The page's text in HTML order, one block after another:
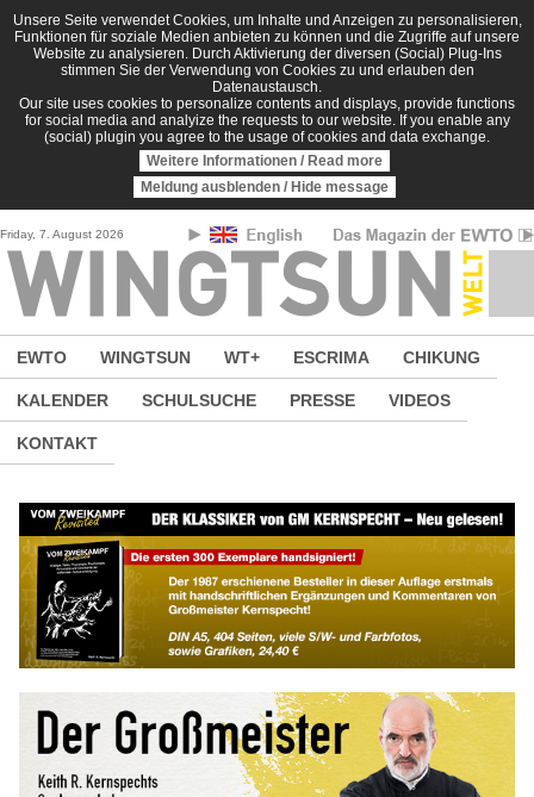
Direkt zum Inhalt
Unsere Seite verwendet Cookies, um Inhalte und Anzeigen zu personalisieren,
Funktionen für soziale Medien anbieten zu können und die Zugriffe auf unsere
Website zu analysieren. Durch Aktivierung der diversen (Social) Plug-Ins
stimmen Sie der Verwendung von Cookies zu und erlauben den
Datenaustausch.
Our site uses cookies to personalize contents and displays, provide functions
for social media and analyize the requests to our website. If you enable any
(social) plugin you agree to the usage of cookies and data exchange.
Weitere Informationen / Read more
Meldung ausblenden / Hide message
Friday, 7. August 2026
EWTO WINGTSUN WT+ ESCRIMA CHIKUNG
KALENDER SCHULSUCHE PRESSE VIDEOS
KONTAKT